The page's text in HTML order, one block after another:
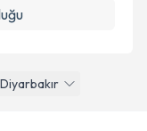
Diyarbakır